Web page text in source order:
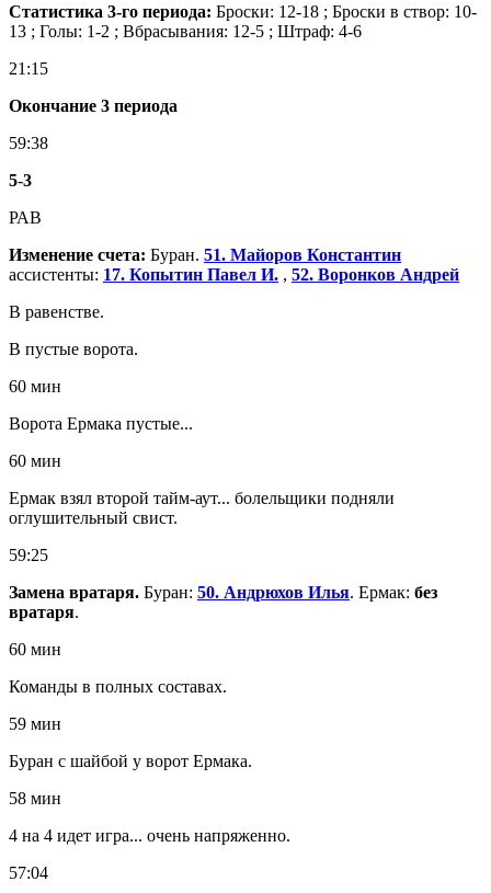
Статистика 3-го периода: Броски: 12-18 ; Броски в створ: 10-
13 ; Голы: 1-2 ; Вбрасывания: 12-5 ; Штраф: 4-6
21:15
Окончание 3 периода
59:38
5-3
РАВ
Изменение счета: Буран. 51. Майоров Константин
ассистенты: 17. Копытин Павел И. , 52. Воронков Андрей
В равенстве.
В пустые ворота.
60 мин
Ворота Ермака пустые...
60 мин
Ермак взял второй тайм-аут... болельщики подняли
оглушительный свист.
59:25
Замена вратаря. Буран: 50. Андрюхов Илья. Ермак: без
вратаря.
60 мин
Команды в полных составах.
59 мин
Буран с шайбой у ворот Ермака.
58 мин
4 на 4 идет игра... очень напряженно.
57:04